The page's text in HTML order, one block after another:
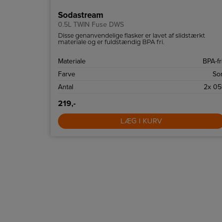
Sodastream
0.5L TWIN Fuse DWS
Disse genanvendelige flasker er lavet af slidstærkt
materiale og er fuldstændig BPA fri.
Materiale
BPA-
Farve
Antal
2x
219,-
LÆG I KURV